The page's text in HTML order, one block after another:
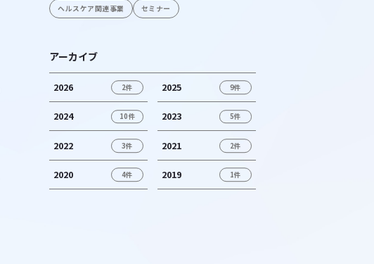
ヘルスケア関連事業 セミナー
アーカイブ
2026 2件 2025 9件
2024 10件 2023 5件
2022 3件 2021 2件
2020 4件 2019 1件